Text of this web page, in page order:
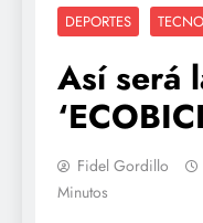
DEPORTES
Así será
Fidel Gordillo
Minutos